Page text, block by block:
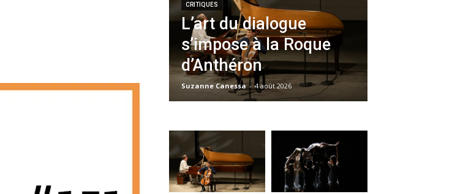
CRITIQUES
L’art du dialogue
s’impose à la Roque
d’Anthéron
Suzanne Canessa - 4 août 2026